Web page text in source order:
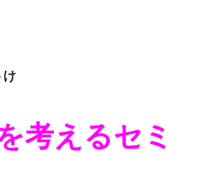
け
考えるセミ